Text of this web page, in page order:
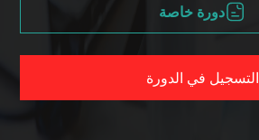
دورة خاصة
التسجيل في الدورة